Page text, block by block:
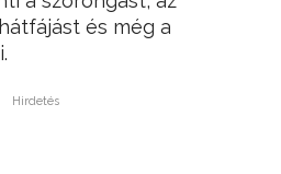
és még a
Hirdetés